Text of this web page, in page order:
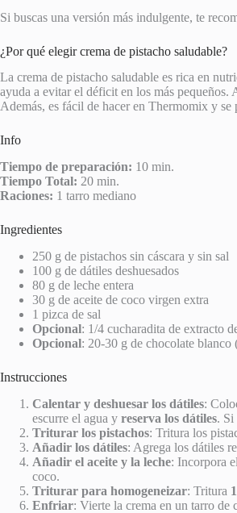
Si buscas una versión más indulgente, te
¿Por qué elegir crema de pistacho saludable?
La crema de pistacho saludable es rica en
ayuda a evitar el déficit en los más pequeños.
Además, es fácil de hacer en Thermomix y se
Info
Tiempo de preparación: 10 min.
Tiempo Total: 20 min.
Raciones: 1 tarro mediano
Ingredientes
250 g de pistachos sin cáscara y sin sal
100 g de dátiles deshuesados
80 g de leche entera
30 g de aceite de coco virgen extra
1 pizca de sal
Opcional: 1/4 cucharadita de extracto
Opcional: 20-30 g de chocolate blanco
Instrucciones
Calentar y deshuesar los dátiles:
escurre el agua y reserva los dátiles. Si
Triturar los pistachos: Tritura los
Añadir los dátiles: Agrega los dátiles
Añadir el aceite y la leche: Incorpora
coco.
Triturar para homogeneizar: Tritura
Enfriar: Vierte la crema en un tarro de